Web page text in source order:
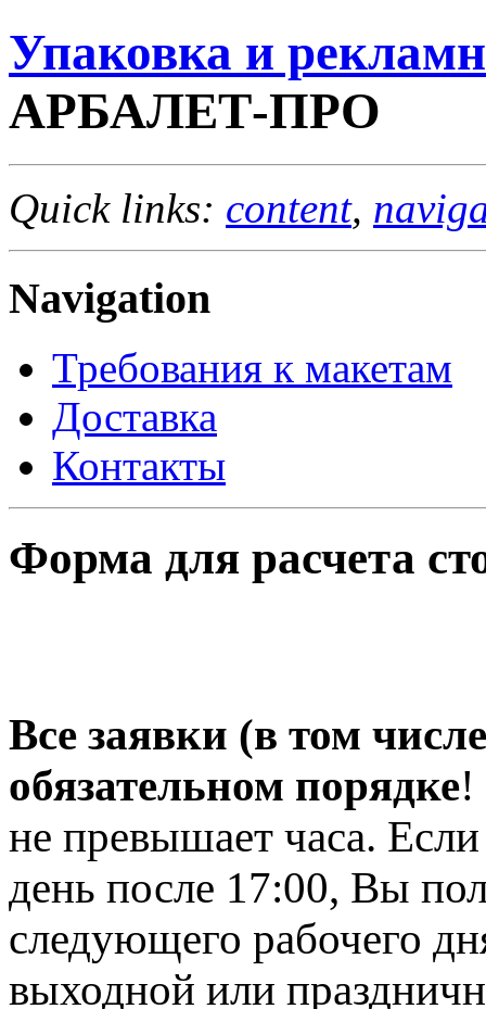
Упаковка и
АРБАЛЕТ-ПРО
Quick links: content,
Navigation
Требования к макетам
Доставка
Контакты
Форма для расчета
Все заявки (в том
обязательном порядке!
не превышает часа. Если
день после 17:00, Вы
следующего рабочего
выходной или